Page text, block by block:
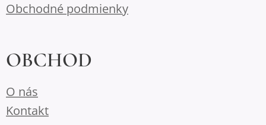
Obchodné podmienky
OBCHOD
O nás
Kontakt